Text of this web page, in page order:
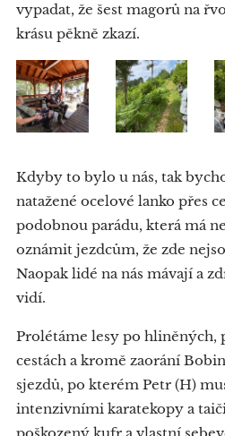
vypadat, že šest magorů na
krásu pěkně zkazí.
Kdyby to bylo u nás, tak
natažené ocelové lanko přes
podobnou parádu, která má
oznámit jezdcům, že zde
Naopak lidé na nás mávají a
vidí.
Prolétáme lesy po hliněných,
cestách a kromě zaorání
sjezdů, po kterém Petr (H)
intenzivními karatekopy a
poškozený kufr a vlastní